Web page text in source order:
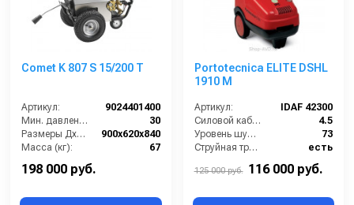
Comet K 807 S 15/200 T
Артикул:
9024401400
Мин. давление (бар):
30
Размеры ДхШхВ (мм):
900x620x840
Масса (кг):
67
198 000 руб.
Portotecnica ELITE DSHL
1910 M
Артикул:
IDAF 42300
Силовой кабель (м):
4.5
Уровень шума (дБ):
73
Струйная трубка (копьё):
есть
125 000 руб. 116 000 руб.